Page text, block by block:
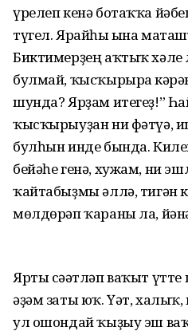
үрелеп кенә ботаҡҡа
түгел. Ярайһы ғына
Биктимерҙең аҡтыҡ хәле
булмай, ҡысҡырырға
шунда? Ярҙам итегеҙ!”
ҡысҡырыуҙан ни фәтүә,
булһын инде бында.
бейәһе генә, хужам, ни
ҡайтабыҙмы әллә, тигән
мөлдөрәп ҡараны ла,
Ярты сәғәтләп ваҡыт
әҙәм заты юҡ. Үәт,
ул ошондай ҡыҙыу эш